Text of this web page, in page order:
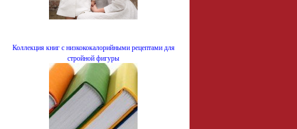
Коллекция книг с низкококалорийными рецептами для
стройной фигуры